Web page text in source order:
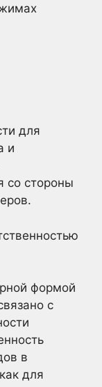
для
и
со стороны
формой
с
в
для